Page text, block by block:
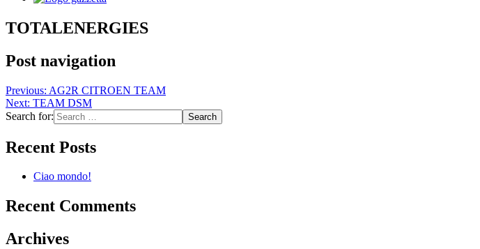
TOTALENERGIES
Post navigation
Previous: AG2R CITROEN TEAM
Next: TEAM DSM
Search for:
Recent Posts
Ciao mondo!
Recent Comments
Archives